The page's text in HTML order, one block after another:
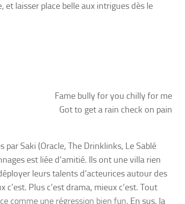
et laisser place belle aux intrigues dès le
Fame bully for you chilly for me
Got to get a rain check on pain
Saki (Oracle, The Drinklinks, Le Sablé
est liée d’amitié. Ils ont une villa rien
leurs talents d’acteurices autour des
c’est. Plus c’est drama, mieux c’est. Tout
comme une régression bien fun. En sus, la